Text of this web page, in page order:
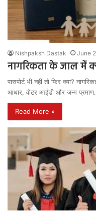
Nishpaksh Dastak June
नागरिकता के जाल में
पासपोर्ट भी नहीं तो फिर क्या?
आधार, वोटर आईडी और जन्म
Read More »